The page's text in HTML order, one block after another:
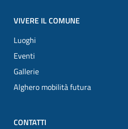
VIVERE IL COMUNE
Luoghi
Eventi
Gallerie
Alghero mobilità futura
CONTATTI